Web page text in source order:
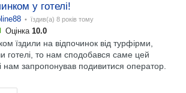
у готелі!
• їздив(а) 8 років тому
Оцінка 10.0
їздили на відпочинок від турфірми,
готелі, то нам сподобався саме цей
нам запропонував подивитися оператор.